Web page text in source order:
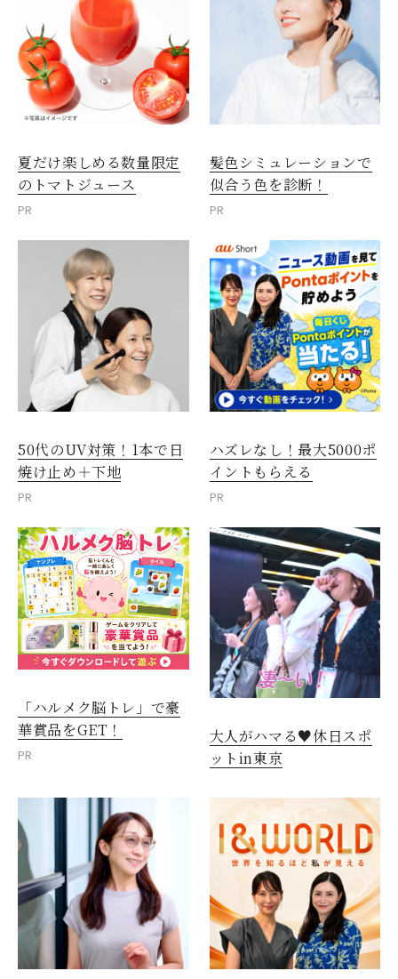
夏だけ楽しめる数量限定
のトマトジュース
PR
髪色シミュレーションで
似合う色を診断！
PR
50代のUV対策！1本で日
焼け止め＋下地
PR
ハズレなし！最大5000ポ
イントもらえる
PR
「ハルメク脳トレ」で豪
華賞品をGET！
PR
大人がハマる♥休日スポ
ットin東京